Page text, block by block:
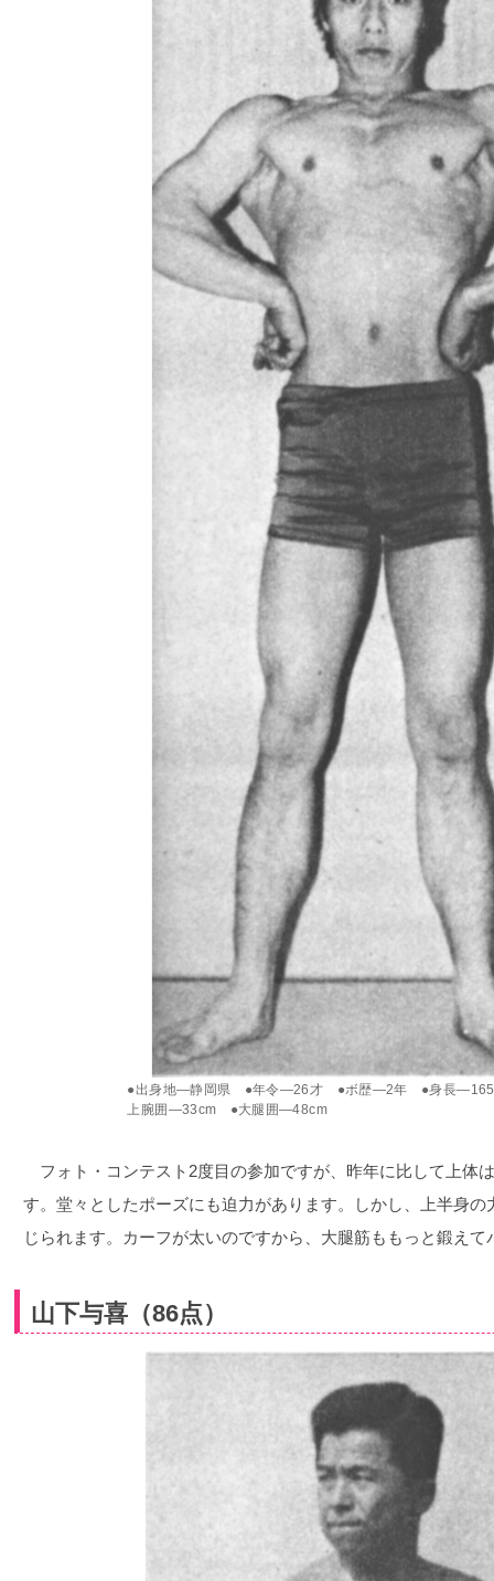
●出身地―静岡県 ●年令―26才 ●ボ歴―2年 ●身長
上腕囲―33cm ●大腿囲―48cm
フォト・コンテスト2度目の参加ですが、昨年に比して上体
す。堂々としたポーズにも迫力があります。しかし、上半身
じられます。カーフが太いのですから、大腿筋ももっと鍛え
山下与喜（86点）